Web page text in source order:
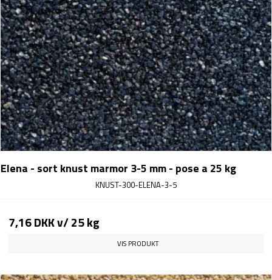
Elena - sort knust marmor 3-5 mm - pose a 25 kg
KNUST-300-ELENA-3-5
7,16 DKKv/ 25 kg
VIS PRODUKT